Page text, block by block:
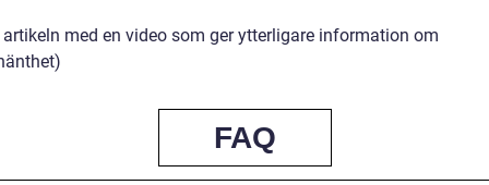
med en video som ger ytterligare information om
FAQ